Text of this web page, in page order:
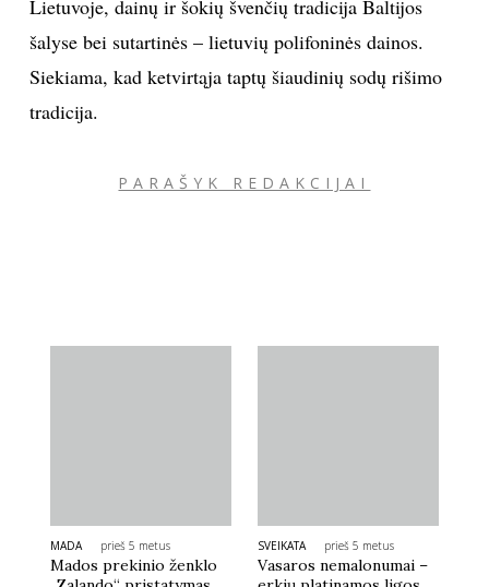
Lietuvoje, dainų ir šokių švenčių tradicija Baltijos
šalyse bei sutartinės – lietuvių polifoninės dainos.
Siekiama, kad ketvirtąja taptų šiaudinių sodų rišimo
tradicija.
PARAŠYK REDAKCIJAI
MADA prieš 5 metus
Mados prekinio ženklo
SVEIKATA prieš 5 metus
Vasaros nemalonumai –